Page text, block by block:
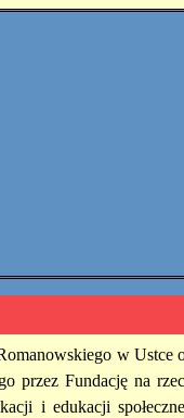
w Ustce
przez Fundację na
i edukacji